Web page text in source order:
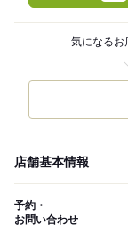
気になるお
店舗基本情報
予約・
お問い合わせ